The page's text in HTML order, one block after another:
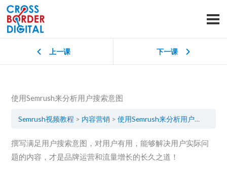
上一课 下一课
使用Semrush来分析用户搜索意图
Semrush视频教程 内容营销 使用Semrush来分析用户搜索意图
撰写满足用户搜索意图，对用户有用，能够解决用户实际问
题的内容，才是品牌运营和流量增长的长久之道！